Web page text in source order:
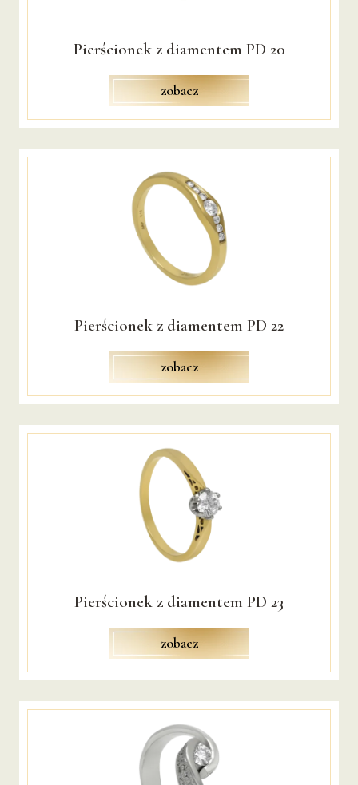
KONTAKT
Pierścionek z diamentem PD 20
zobacz
Pierścionek z diamentem PD 22
zobacz
Pierścionek z diamentem PD 23
zobacz